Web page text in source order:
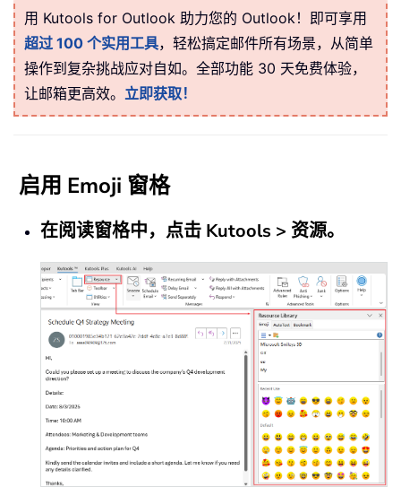
用 Kutools for Outlook 助力您的 Outlook！即可享用
超过 100 个实用工具，轻松搞定邮件所有场景，从简单
操作到复杂挑战应对自如。全部功能 30 天免费体验，
让邮箱更高效。 立即获取！
启用 Emoji 窗格
在阅读窗格中，点击 Kutools > 资源。